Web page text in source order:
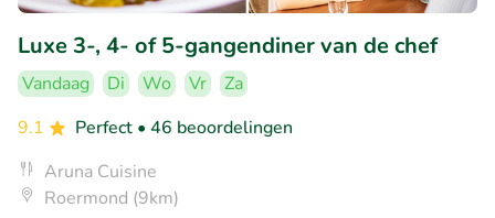
Luxe 3-, 4- of 5-gangendiner van de chef
Vandaag Di Wo Vr
Za
9.1
Perfect • 46 beoordelingen
Aruna Cuisine
Roermond (9km)